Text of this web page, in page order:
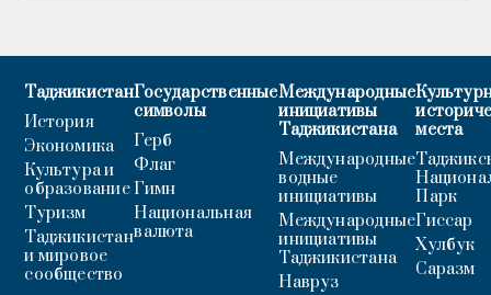
Таджикистан
История
Экономика
Культура и
образование
Туризм
Таджикистан
и мировое
сообщество
Государственные
символы
Герб
Флаг
Гимн
Национальная
валюта
Международные
инициативы
Таджикистана
Международные
водные
инициативы
Международные
инициативы
Таджикистана
Навруз
места
Парк
Гиссар
Хулбук
Саразм